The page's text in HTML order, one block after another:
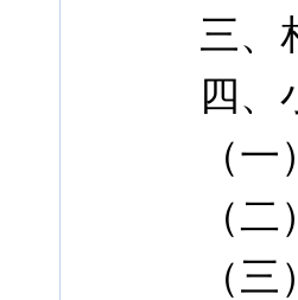
三、
四、
（
（
（